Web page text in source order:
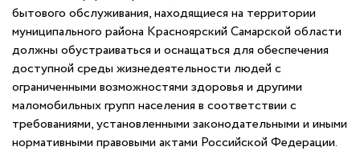
бытового обслуживания, находящиеся на территории
муниципального района Красноярский Самарской области
должны обустраиваться и оснащаться для обеспечения
доступной среды жизнедеятельности людей с
ограниченными возможностями здоровья и другими
маломобильных групп населения в соответствии с
требованиями, установленными законодательными и иными
нормативными правовыми актами Российской Федерации.